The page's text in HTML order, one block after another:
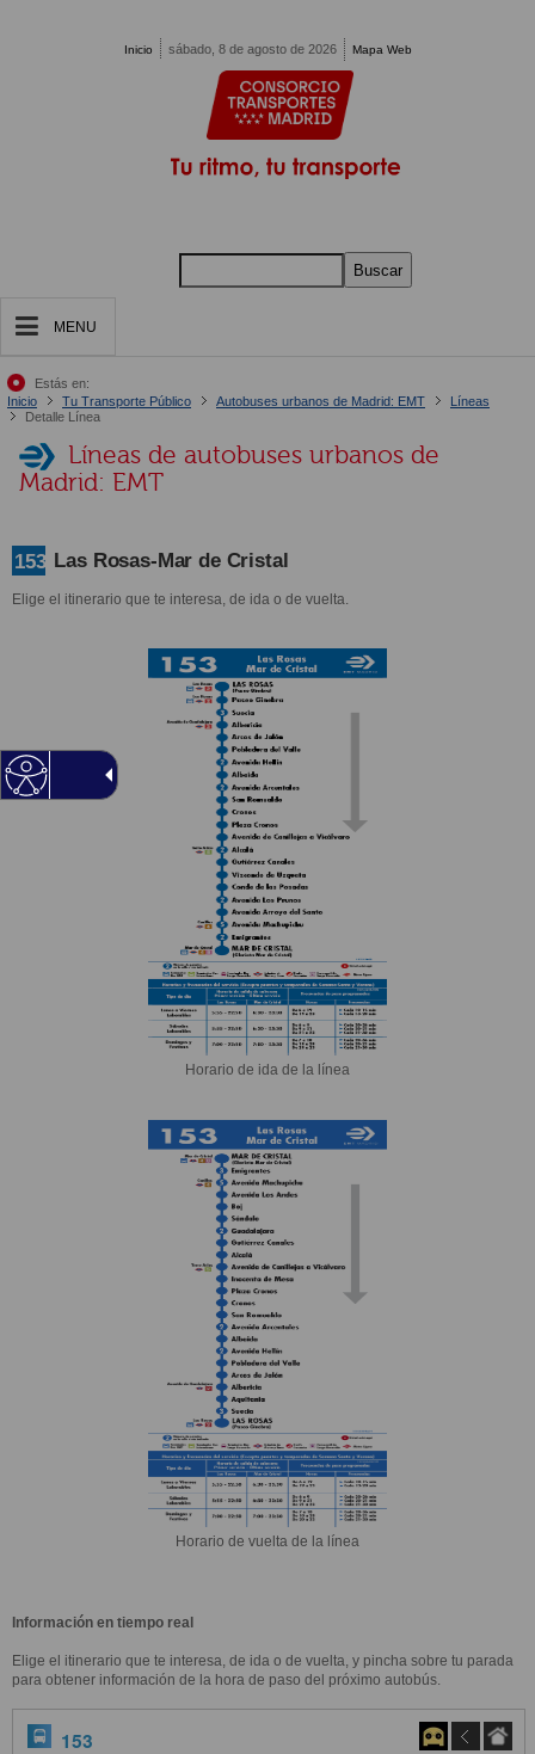
Inicio sábado, 8 de agosto de 2026 Mapa Web
Buscar
MENU
Estás en:
Inicio
Tu Transporte Público Autobuses urbanos de Madrid: EMT
Líneas
Detalle Línea
Líneas de autobuses urbanos de
Madrid: EMT
153 Las Rosas-Mar de Cristal
Elige el itinerario que te interesa, de ida o de vuelta.
Horario de ida de la línea
Horario de vuelta de la línea
Información en tiempo real
Elige el itinerario que te interesa, de ida o de vuelta, y pincha sobre tu parada
para obtener información de la hora de paso del próximo autobús.